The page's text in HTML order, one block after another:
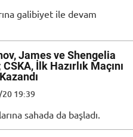
galibiyet ile devam
James ve Shengelia
CSKA, İlk Hazırlık Maçını
19:39
sahada da başladı.